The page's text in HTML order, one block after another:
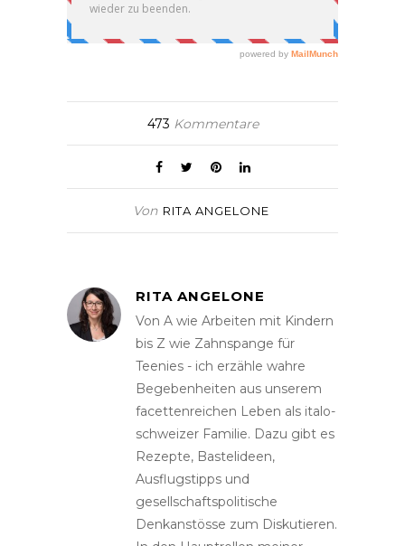
473 Kommentare
Von RITA ANGELONE
RITA ANGELONE
Von A wie Arbeiten mit Kindern
bis Z wie Zahnspange für
Teenies - ich erzähle wahre
Begebenheiten aus unserem
facettenreichen Leben als italo-
schweizer Familie. Dazu gibt es
Rezepte, Bastelideen,
Ausflugstipps und
gesellschaftspolitische
Denkanstösse zum Diskutieren.